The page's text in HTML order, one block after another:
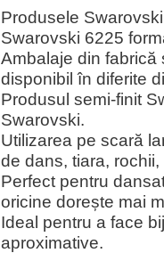
Produsele
Swarovski 6225
Ambalaje din fabrică
disponibil în diferite
Produsul semi-finit
Swarovski.
Utilizarea pe scară
de dans, tiara,
Perfect pentru
oricine dorește mai
Ideal pentru a face
aproximative.